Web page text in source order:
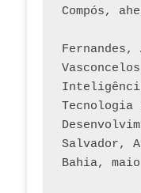
Compós,
Tecnologia
Salvador,
Bahia,